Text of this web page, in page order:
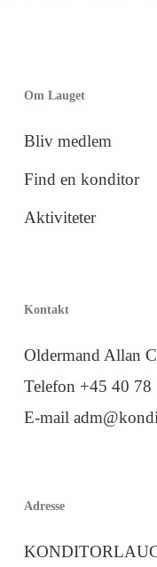
Om Lauget
Bliv medlem
Find en konditor
Aktiviteter
Kontakt
Oldermand Allan
Telefon +45 40 78
E-mail
Adresse